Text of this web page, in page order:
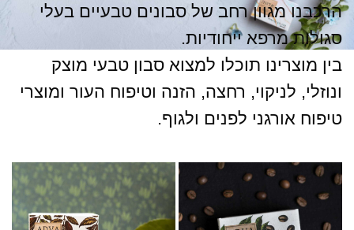
הרכבנו מגוון רחב של סבונים טבעיים בעלי
סגולות מרפא ייחודיות.
בין מוצרינו תוכלו למצוא סבון טבעי מוצק
ונוזלי, לניקוי, רחצה, הזנה וטיפוח העור ומוצרי
טיפוח אורגני לפנים ולגוף.